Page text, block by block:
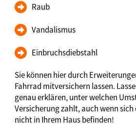
Raub
Vandalismus
Einbruchsdiebstahl
Sie können hier durch
Fahrrad mitversichern lassen.
genau erklären, unter welchen
Versicherung zahlt, auch wenn sich
nicht in Ihrem Haus befinden!